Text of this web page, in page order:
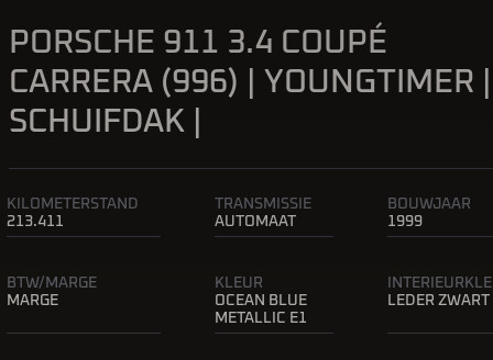
PORSCHE 911 3.4 COUPÉ
CARRERA (996) | YOUNGTIMER |
SCHUIFDAK |
KILOMETERSTAND
213.411
TRANSMISSIE
AUTOMAAT
BOUWJAAR
1999
BTW/MARGE
MARGE
KLEUR
OCEAN BLUE
METALLIC E1
LEDER ZWART